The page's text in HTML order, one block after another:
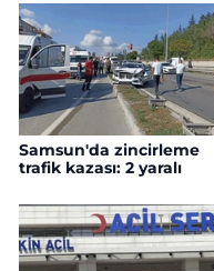
Samsun'da zincirleme
trafik kazası: 2 yaralı